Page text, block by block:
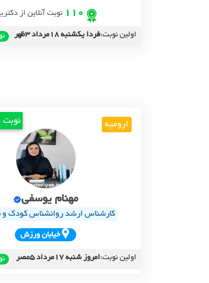
110 نوبت آنلاین از
اولین نوبت:فردا یکشنبه 18مرداد 3ظهر
ارومیه نوبت
مهنام یوسفی
کارشناس ارشد روانشناس کودک و
خيابان ورزش
اولین نوبت:امروز شنبه 17مرداد 5عصر